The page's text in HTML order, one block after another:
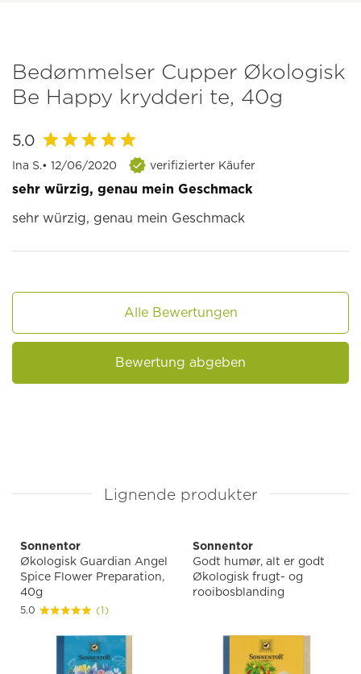
Bedømmelser Cupper Økologisk
Be Happy krydderi te, 40g
5.0
Ina S.• 12/06/2020 verifizierter Käufer
sehr würzig, genau mein Geschmack
sehr würzig, genau mein Geschmack
Alle Bewertungen
Bewertung abgeben
Lignende produkter
Sonnentor
Økologisk Guardian Angel
Spice Flower Preparation,
40g
5.0 (1)
Sonnentor
Godt humør, alt er godt
Økologisk frugt- og
rooibosblanding